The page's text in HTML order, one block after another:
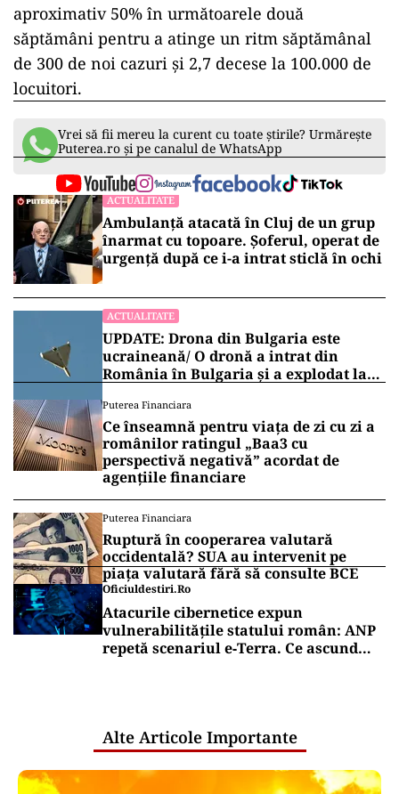
aproximativ 50% în următoarele două
săptămâni pentru a atinge un ritm săptămânal
de 300 de noi cazuri și 2,7 decese la 100.000 de
locuitori.
Vrei să fii mereu la curent cu toate știrile? Urmărește
Puterea.ro și pe canalul de WhatsApp
ACTUALITATE
Ambulanță atacată în Cluj de un grup
înarmat cu topoare. Șoferul, operat de
urgență după ce i-a intrat sticlă în ochi
ACTUALITATE
UPDATE: Drona din Bulgaria este
ucraineană/ O dronă a intrat din
România în Bulgaria şi a explodat la
Puterea Financiara
Ce înseamnă pentru viața de zi cu zi a
românilor ratingul „Baa3 cu
perspectivă negativă” acordat de
agențiile financiare
Puterea Financiara
Ruptură în cooperarea valutară
occidentală? SUA au intervenit pe
piața valutară fără să consulte BCE
Oficiuldestiri.ro
Atacurile cibernetice expun
vulnerabilitățile statului român: ANP
repetă scenariul e‑Terra. Ce ascund
Alte Articole Importante